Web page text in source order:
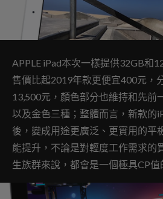
APPLE iPad本次一樣提供32GB和
售價比起2019年款更便宜400元，
13,500元，顏色部分也維持和先前
以及金色三種；整體而言，新款的
後，變成用途更廣泛、更實用的平
能提升，不論是對輕度工作需求的
生族群來說，都會是一個極具CP值